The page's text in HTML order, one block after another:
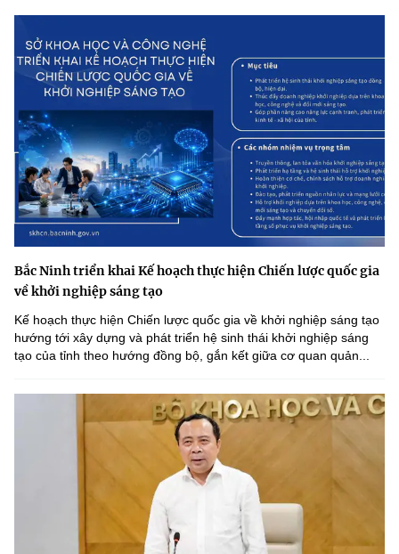
Bắc Ninh triển khai Kế hoạch thực hiện Chiến lược quốc gia
về khởi nghiệp sáng tạo
Kế hoạch thực hiện Chiến lược quốc gia về khởi nghiệp sáng tạo
hướng tới xây dựng và phát triển hệ sinh thái khởi nghiệp sáng
tạo của tỉnh theo hướng đồng bộ, gắn kết giữa cơ quan quản...